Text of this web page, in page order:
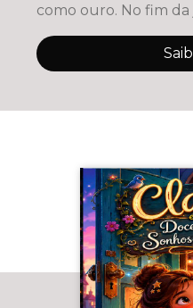
como ouro. No fim da